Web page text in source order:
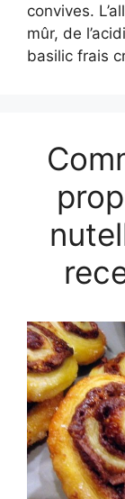
convives.
mûr, de
basilic frais